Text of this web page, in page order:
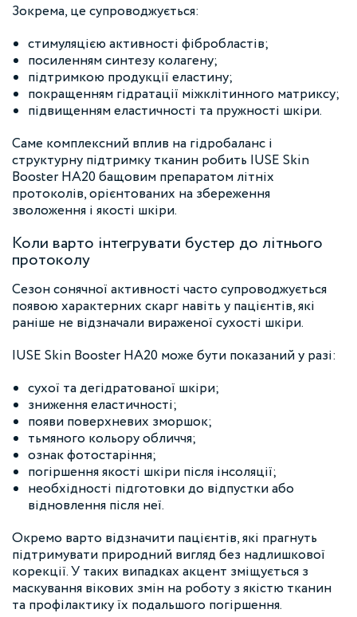
Зокрема, це супроводжується:
стимуляцією активності фібробластів;
посиленням синтезу колагену;
підтримкою продукції еластину;
покращенням гідратації міжклітинного матриксу;
підвищенням еластичності та пружності шкіри.
Саме комплексний вплив на гідробаланс і
структурну підтримку тканин робить IUSE Skin
Booster HA20 бащовим препаратом літніх
протоколів, орієнтованих на збереження
зволоження і якості шкіри.
Коли варто інтегрувати бустер до літнього
протоколу
Сезон сонячної активності часто супроводжується
появою характерних скарг навіть у пацієнтів, які
раніше не відзначали вираженої сухості шкіри.
IUSE Skin Booster HA20 може бути показаний у разі:
сухої та дегідратованої шкіри;
зниження еластичності;
появи поверхневих зморшок;
тьмяного кольору обличчя;
ознак фотостаріння;
погіршення якості шкіри після інсоляції;
необхідності підготовки до відпустки або
відновлення після неї.
Окремо варто відзначити пацієнтів, які прагнуть
підтримувати природний вигляд без надлишкової
корекції. У таких випадках акцент зміщується з
маскування вікових змін на роботу з якістю тканин
та профілактику їх подальшого погіршення.